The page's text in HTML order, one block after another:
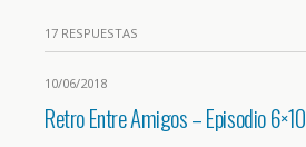
17 RESPUESTAS
10/06/2018
Retro Entre Amigos – Episodio 6×10